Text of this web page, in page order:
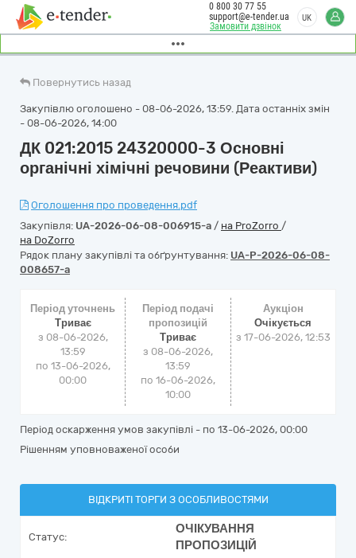
Замовити дзвінок
0 800 30 77 55
support@e-tender.ua
UK
Повернутись назад
Закупівлю оголошено - 08-06-2026, 13:59. Дата останніх змін
- 08-06-2026, 14:00
ДК 021:2015 24320000-3 Основні
органічні хімічні речовини (Реактиви)
Оголошення про проведення.pdf
Закупівля: UA-2026-06-08-006915-a / на ProZorro /
на DoZorro
Рядок плану закупівлі та обґрунтування: UA-P-2026-06-08-
008657-a
Період уточнень
Триває
з 08-06-2026,
13:59
по 13-06-2026,
00:00
Період подачі
пропозицій
Триває
з 08-06-2026,
13:59
по 16-06-2026,
10:00
Аукціон
Очікується
з 17-06-2026, 12:53
Період оскарження умов закупівлі - по 13-06-2026, 00:00
Рішенням уповноваженої особи
ВІДКРИТІ ТОРГИ З ОСОБЛИВОСТЯМИ
Статус:
ОЧІКУВАННЯ
ПРОПОЗИЦІЙ